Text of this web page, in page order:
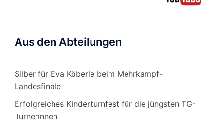
Aus den Abteilungen
Silber für Eva Köberle beim Mehrkampf-
Landesfinale
Erfolgreiches Kinderturnfest für die jüngsten TG-
Turnerinnen